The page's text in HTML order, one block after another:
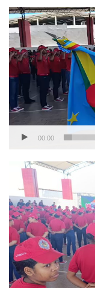
Tocador
de
vídeo
00:00